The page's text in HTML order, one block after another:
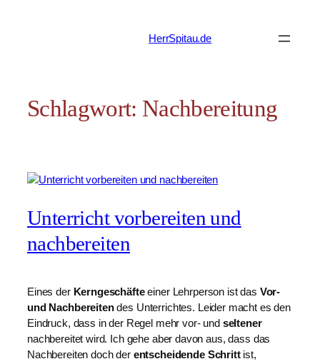
HerrSpitau.de
Schlagwort: Nachbereitung
Unterricht vorbereiten und
nachbereiten
Eines der Kerngeschäfteeiner Lehrperson ist das Vor-
und Nachbereitendes Unterrichtes. Leider macht es den
Eindruck, dass in der Regel mehr vor- und seltener
nachbereitet wird. Ich gehe aber davon aus, dass das
Nachbereiten doch der entscheidende Schrittist,